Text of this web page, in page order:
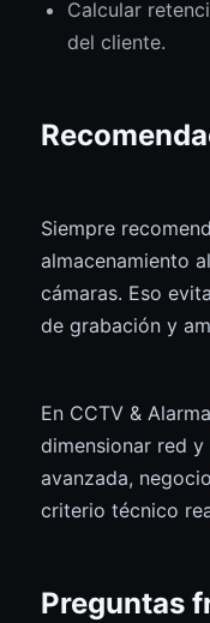
Calcular
del cliente.
Siempre
almacenamiento
cámaras. Eso
de grabación y
En CCTV &
dimensionar red
avanzada,
criterio técnico
Preguntas